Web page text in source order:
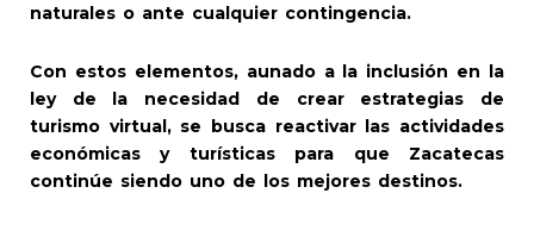
naturales o ante cualquier contingencia.
Con estos elementos, aunado a la inclusión en la
ley de la necesidad de crear estrategias de
turismo virtual, se busca reactivar las actividades
económicas y turísticas para que Zacatecas
continúe siendo uno de los mejores destinos.